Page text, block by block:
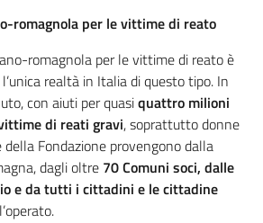
romagnola per le vittime di reato
romagnola per le vittime di reato è
realtà in Italia di questo tipo. In
con aiuti per quasiquattro milioni
di reati gravi, soprattutto donne
della Fondazione provengono dalla
dagli oltre 70 Comuni soci, dalle
e da tutti i cittadini e le cittadine